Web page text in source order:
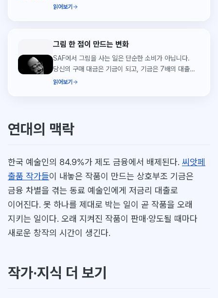
업체에 꼭 물어봐야 할 5가지 질문, 도착 후 5분 검수
읽어보기
그림 한 점이 만드는 변화
SAF에서 그림을 사는 일은 단순한 소비가 아닙니다.
당신의 구매 대금은 기금이 되고, 기금은 7배의 대출
재원이 되어 금융 소외 예술인에게 연 5% 저금리로
읽어보기
연대의 맥락
한국 예술인의 84.9%가 제도 금융에서 배제된다. 씨앗페
출품 작가들이 내놓은 작품이 만드는 상호부조 기금은
금융 차별을 겪는 동료 예술인에게 저금리 대출로
이어진다. 못 하나를 제대로 박는 일이 곧 작품을 오래
지키는 일이다. 오래 지켜진 작품이 판매·양도될 때마다
새로운 창작의 시간이 생긴다.
작가·지식 더 보기